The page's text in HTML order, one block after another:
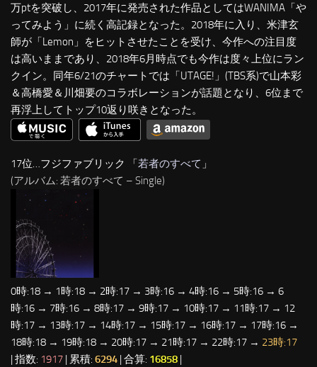
万ptを突破し、2017年に発売された作品としてはWANIMA「や
ってみよう」に続く高記録となった。2018年に入り、米津玄
師が「Lemon」をヒットさせたことを受け、今作への注目度
は高いままであり、2018年6月時点でも今作は度々上位にラン
クイン。同年6/21のチャートでは「UTAGE!」(TBS系)で山本彩
＆高橋愛＆川畑要のコラボレーションが話題となり、6位まで
再浮上してトップ10返り咲きとなった。
17位…フジファブリック 「若者のすべて 」
(アルバム: 若者のすべて – Single)
0時:18 → 1時:18 → 2時:17 → 3時:16 → 4時:16 → 5時:16 → 6
時:16 → 7時:16 → 8時:17 → 9時:17 → 10時:17 → 11時:17 → 12
時:17 → 13時:17 → 14時:17 → 15時:17 → 16時:17 → 17時:16 →
18時:18 → 19時:18 → 20時:17 → 21時:17 → 22時:17 → 23時:17
| 指数: 1917 | 累積: 6294 | 合算: 16858 |